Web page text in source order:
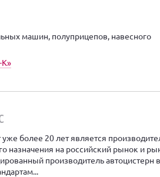
машин, полуприцепов, навесного
более 20 лет является
назначения на российский рынок и
производитель автоцистерн